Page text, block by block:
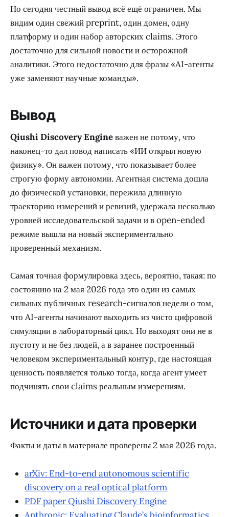
Но сегодня честный вывод всё ещё ограничен. Мы
видим один свежий preprint, один домен, одну
платформу и один набор авторских claims. Этого
достаточно для сильной новости и осторожной
аналитики. Этого недостаточно для фразы «AI-агенты
уже заменяют научные команды».
Вывод
Qiushi Discovery Engineважен не потому, что
наконец-то дал повод написать «ИИ открыл новую
физику». Он важен потому, что показывает более
строгую форму автономии. Агентная система дошла
до физической установки, пережила длинную
траекторию измерений и ревизий, удержала несколько
уровней исследовательской задачи и в open-ended
режиме вышла на новый экспериментально
проверенный механизм.
Самая точная формулировка здесь, вероятно, такая: по
состоянию на 2 мая 2026 года это один из самых
сильных публичных research-сигналов недели о том,
что AI-агенты начинают выходить из чисто цифровой
симуляции в лабораторный цикл. Но выходят они не в
пустоту и не без людей, а в заранее построенный
человеком экспериментальный контур, где настоящая
ценность появляется только тогда, когда агент умеет
подчинять свои claims реальным измерениям.
Источники и дата проверки
Факты и даты в материале проверены 2 мая 2026 года.
arXiv: End-to-end autonomous scientific
discovery on a real optical platform
PDF paper Qiushi Discovery Engine
Anthropic: Evaluating Claude’s bioinformatics